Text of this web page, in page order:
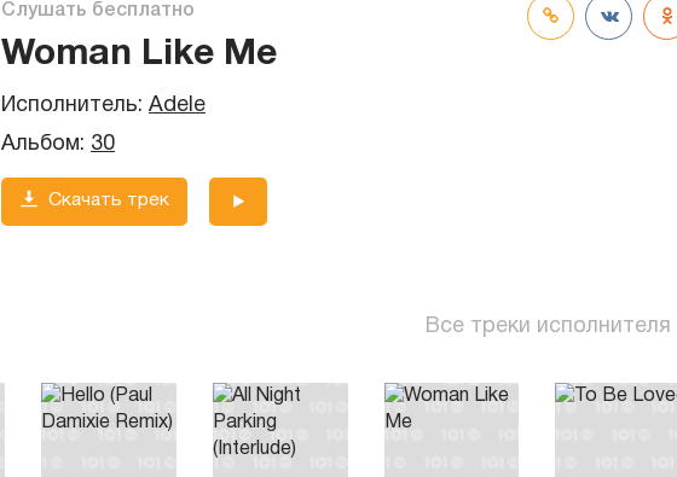
Слушать бесплатно
Woman Like Me
Исполнитель: Adele
Альбом: 30
Скачать трек
Все треки исполнителя